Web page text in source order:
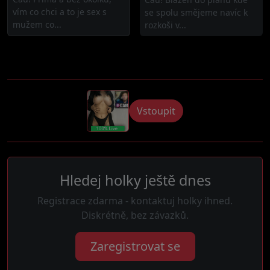
vím co chci a to je sex s
mužem co...
se spolu smějeme navíc k
rozkoši v...
Vstoupit
Hledej holky ještě dnes
Registrace zdarma - kontaktuj holky ihned.
Diskrétně, bez závazků.
Zaregistrovat se